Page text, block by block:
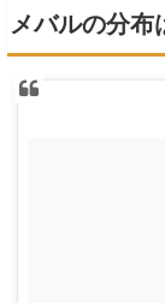
メバルの分布